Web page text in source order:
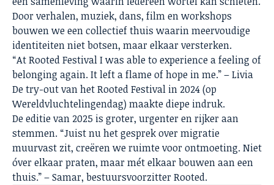
Door verhalen, muziek, dans, film en workshops
bouwen we een collectief thuis waarin meervoudige
identiteiten niet botsen, maar elkaar versterken.
“At Rooted Festival I was able to experience a feeling of
belonging again. It left a flame of hope in me.” – Livia
De try-out van het Rooted Festival in 2024 (op
Wereldvluchtelingendag) maakte diepe indruk.
De editie van 2025 is groter, urgenter en rijker aan
stemmen. “Juist nu het gesprek over migratie
muurvast zit, creëren we ruimte voor ontmoeting. Niet
óver elkaar praten, maar mét elkaar bouwen aan een
thuis.” – Samar, bestuursvoorzitter Rooted.